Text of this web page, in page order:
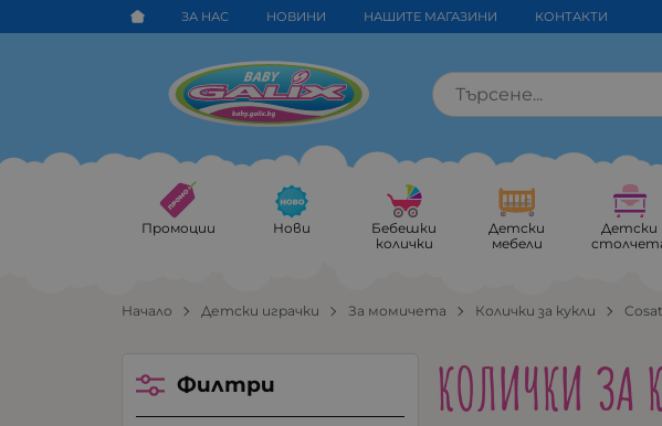
ЗА НАС НОВИНИ НАШИТЕ МАГАЗИНИ КОНТАКТИ
Промоции Нови
Бебешки
колички
Детски
мебели
Детски
Начало Детски играчки За момичета Колички за кукли
КОЛИЧКИ ЗА
Филтри